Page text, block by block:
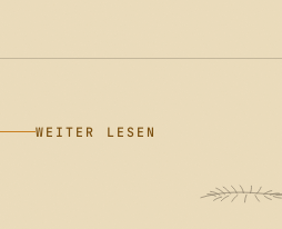
WEITER LESEN